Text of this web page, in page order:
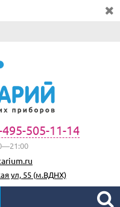
495-505-11-14
ул, 55 (м.ВДНХ)